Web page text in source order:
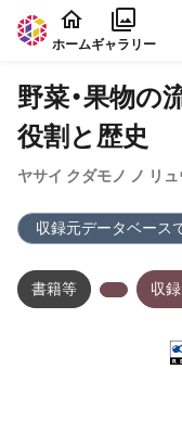
本文に飛ぶ
ホームギャラリー
野菜・果物の
役割と歴史
ヤサイ クダモノ ノ リ
収録元データベース
書籍等 収